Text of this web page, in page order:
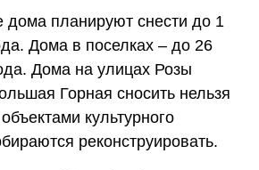
дома планируют снести до 1
Дома в поселках – до 26
Дома на улицах Розы
Горная сносить нельзя
культурного
реконструировать.